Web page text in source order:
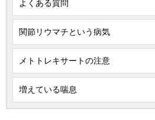
よくある質問
関節リウマチという病気
メトトレキサートの注意
増えている喘息